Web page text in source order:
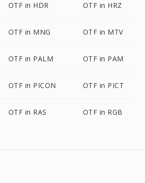
OTF in HDR OTF in HRZ
OTF in MNG OTF in MTV
OTF in PALM OTF in PAM
OTF in PICON OTF in PICT
OTF in RAS OTF in RGB